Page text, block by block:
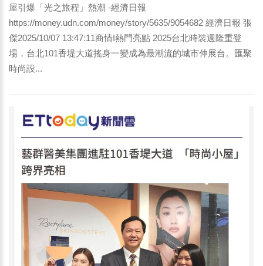
屋引爆「光之旅程」熱潮 -經濟日報
https://money.udn.com/money/story/5635/9054682 經濟日報 張
傑2025/10/07 13:47:11商情I熱門亮點 2025台北時裝週隆重登
場，台北101香堤大道搖身一變成為最潮流的城市伸展台。匯聚
時尚設...